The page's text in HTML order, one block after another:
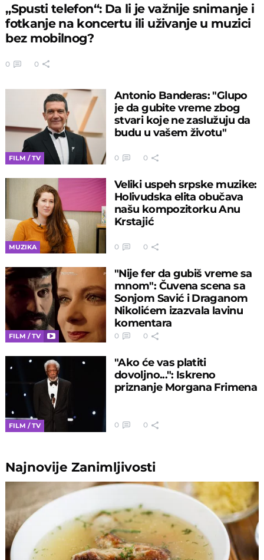
„Spusti telefon“: Da li je važnije snimanje i
fotkanje na koncertu ili uživanje u muzici
bez mobilnog?
0 0
FILM / TV
Antonio Banderas: "Glupo
je da gubite vreme zbog
stvari koje ne zaslužuju da
budu u vašem životu"
0 0
MUZIKA
Veliki uspeh srpske muzike:
Holivudska elita obučava
našu kompozitorku Anu
Krstajić
0 0
FILM / TV
"Nije fer da gubiš vreme sa
mnom": Čuvena scena sa
Sonjom Savić i Draganom
Nikolićem izazvala lavinu
komentara
0 0
FILM / TV
"Ako će vas platiti
dovoljno...": Iskreno
priznanje Morgana Frimena
0 0
NajnovijeZanimljivosti